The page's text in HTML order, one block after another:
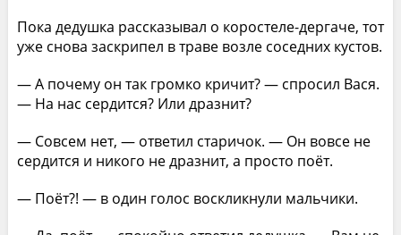
Пока дедушка рассказывал о коростеле-дергаче, тот
уже снова заскрипел в траве возле соседних кустов.
— А почему он так громко кричит? — спросил Вася.
— На нас сердится? Или дразнит?
— Совсем нет, — ответил старичок. — Он вовсе не
сердится и никого не дразнит, а просто поёт.
— Поёт?! — в один голос воскликнули мальчики.